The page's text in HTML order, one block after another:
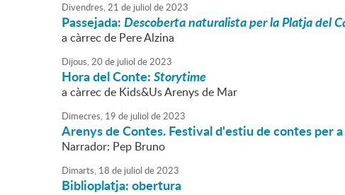
Divendres,21 de juliol de2023
Passejada:Descoberta naturalista per la Platja del
a càrrec de Pere Alzina
Dijous,20 de juliol de2023
Hora del Conte:Storytime
a càrrec de Kids&Us Arenys de Mar
Dimecres, 19 de juliol de2023
Arenys de Contes. Festival d'estiu de contes per
Narrador: Pep Bruno
Dimarts, 18 de juliol de2023
Biblioplatja: obertura